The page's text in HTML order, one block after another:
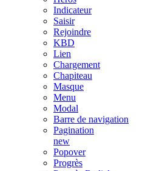
Indicateur
Saisir
Rejoindre
KBD
Lien
Chargement
Chapiteau
Masque
Menu
Modal
Barre de navigation
Pagination
new
Popover
Progrès